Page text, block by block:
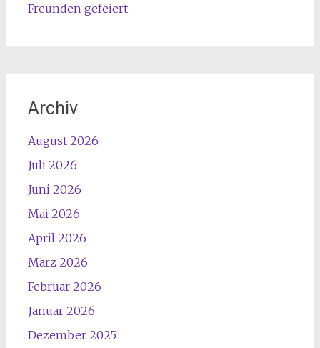
Freunden gefeiert
Archiv
August 2026
Juli 2026
Juni 2026
Mai 2026
April 2026
März 2026
Februar 2026
Januar 2026
Dezember 2025